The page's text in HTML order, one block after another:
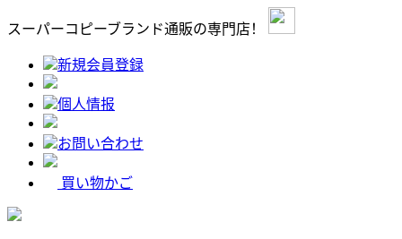
スーパーコピーブランド通販の専門店！
新規会員登録
個人情报
お問い合わせ
買い物かご